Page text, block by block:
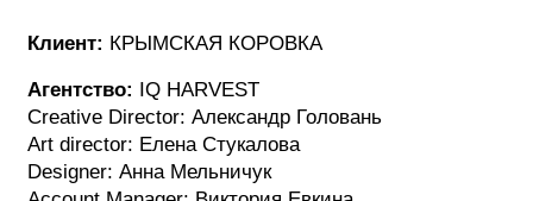
Клиент: КРЫМСКАЯ КОРОВКА
Агентство:
IQ HARVEST
Creative Director: Александр Головань
Art director: Елена Стукалова
Designer: Анна Мельничук